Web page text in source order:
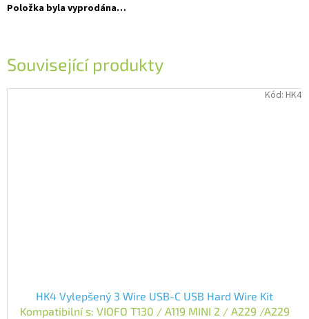
Související produkty
HK4 Vylepšený 3 Wire USB-C USB Hard Wire Kit
Kompatibilní s: VIOFO T130 / A119 MINI 2 / A229 /A229
Kód: HK4
Položka byla vyprodána…